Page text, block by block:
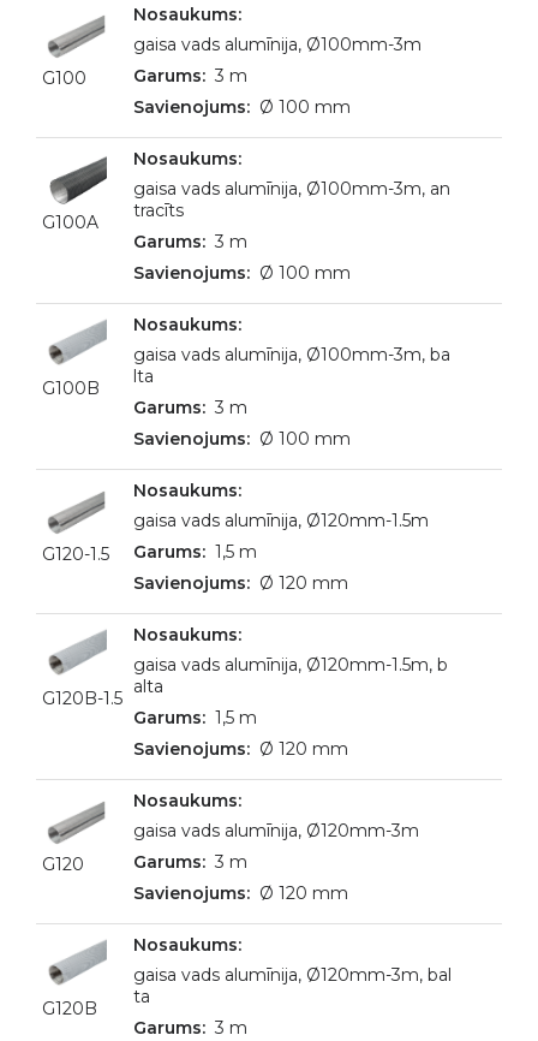
G100
gaisa vads alumīnija, Ø100mm-3m
3 m
Ø 100 mm
G100A
gaisa vads alumīnija, Ø100mm-3m, an
tracīts
3 m
Ø 100 mm
G100B
gaisa vads alumīnija, Ø100mm-3m, ba
lta
3 m
Ø 100 mm
G120-1.5
gaisa vads alumīnija, Ø120mm-1.5m
1,5 m
Ø 120 mm
G120B-1.5
gaisa vads alumīnija, Ø120mm-1.5m, b
alta
1,5 m
Ø 120 mm
G120
gaisa vads alumīnija, Ø120mm-3m
3 m
Ø 120 mm
G120B
gaisa vads alumīnija, Ø120mm-3m, bal
ta
3 m